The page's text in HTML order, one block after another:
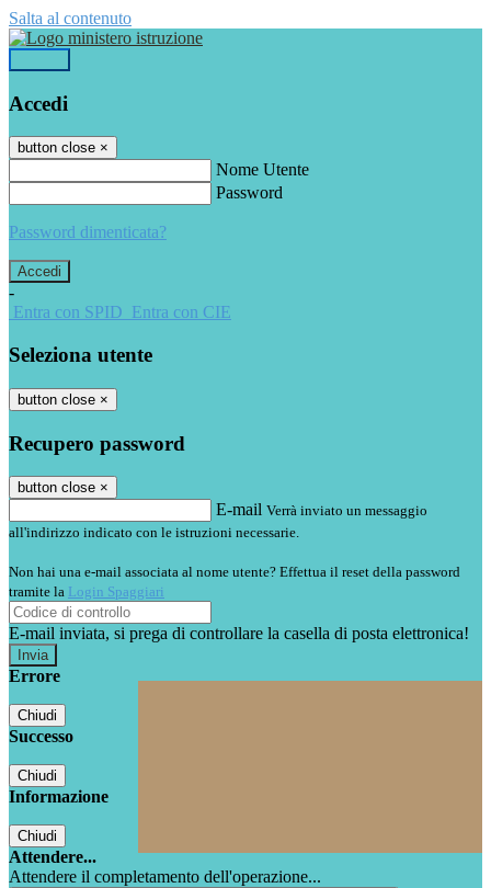
Salta al contenuto
Accedi
button close ×
Nome Utente
Password
Password dimenticata?
-
Entra con SPID Entra con CIE
Seleziona utente
button close ×
Recupero password
button close ×
E-mail Verrà inviato un messaggio
all'indirizzo indicato con le istruzioni necessarie.
Non hai una e-mail associata al nome utente? Effettua il reset della password
tramite la Login Spaggiari
E-mail inviata, si prega di controllare la casella di posta elettronica!
Errore
Chiudi
Successo
Chiudi
Informazione
Chiudi
Attendere...
Attendere il completamento dell'operazione...